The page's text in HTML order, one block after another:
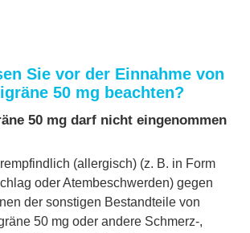
Sie vor der Einnahme von
50 mg beachten?
50 mg darf nicht eingenommen
(allergisch) (z. B. in Form
oder Atembeschwerden) gegen
der sonstigen Bestandteile von
50 mg oder andere Schmerz-,